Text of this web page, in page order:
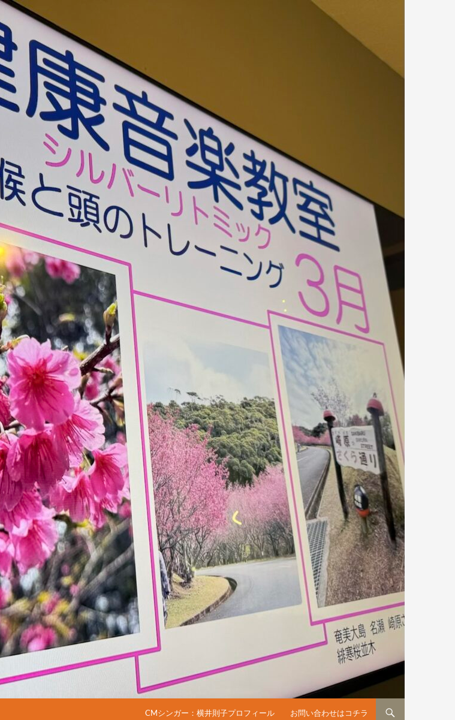
CMシンガー：横井則子プロフィール
お問い合わせはコチラ